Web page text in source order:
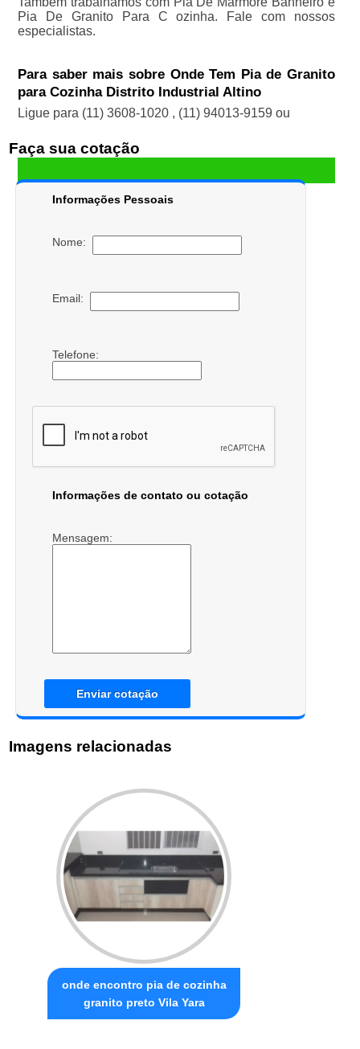
Pia De Granito Para C ozinha. Fale com nossos
especialistas.
Para saber mais sobre Onde Tem Pia de Granito
para Cozinha Distrito Industrial Altino
Ligue para (11) 3608-1020 , (11) 94013-9159 ou
Faça sua cotação
Informações Pessoais
Nome:
Email:
Telefone:
Informações de contato ou cotação
Mensagem:
Enviar cotação
Imagens relacionadas
onde encontro pia de cozinha
granito preto Vila Yara